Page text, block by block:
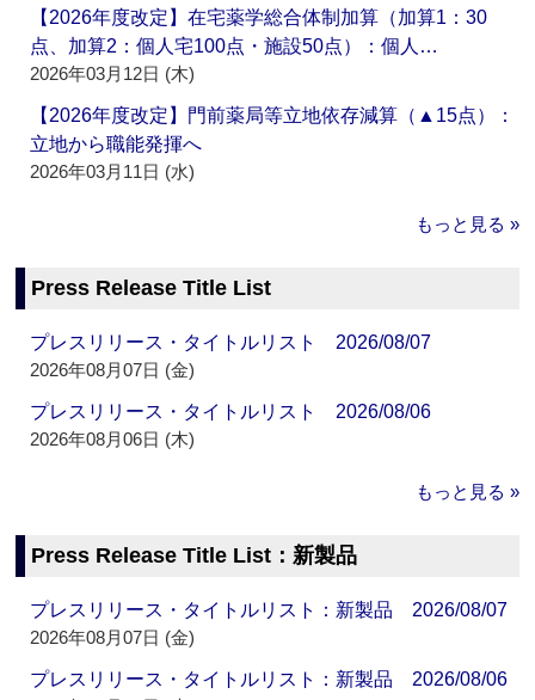
【2026年度改定】在宅薬学総合体制加算（加算1：30
点、加算2：個人宅100点・施設50点）：個人…
2026年03月12日 (木)
【2026年度改定】門前薬局等立地依存減算（▲15点）：
立地から職能発揮へ
2026年03月11日 (水)
もっと見る »
Press Release Title List
プレスリリース・タイトルリスト 2026/08/07
2026年08月07日 (金)
プレスリリース・タイトルリスト 2026/08/06
2026年08月06日 (木)
もっと見る »
Press Release Title List：新製品
プレスリリース・タイトルリスト：新製品 2026/08/07
2026年08月07日 (金)
プレスリリース・タイトルリスト：新製品 2026/08/06